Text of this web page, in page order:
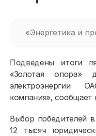
«Энергетика и
Подведены итоги
«Золотая опора»
электроэнергии
компания», сообщает
Выбор победителей
12 тысяч